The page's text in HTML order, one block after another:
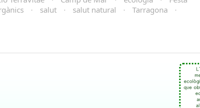
· salut · salut natural · Tarragona
·